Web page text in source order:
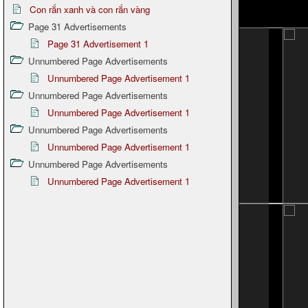
Con rắn xanh và con rắn vàng
Page 31 Advertisements
Page 31 Advertisement 1
Unnumbered Page Advertisements
Unnumbered Page Advertisement 1
Unnumbered Page Advertisements
Unnumbered Page Advertisement 1
Unnumbered Page Advertisements
Unnumbered Page Advertisement 1
Unnumbered Page Advertisements
Unnumbered Page Advertisement 1